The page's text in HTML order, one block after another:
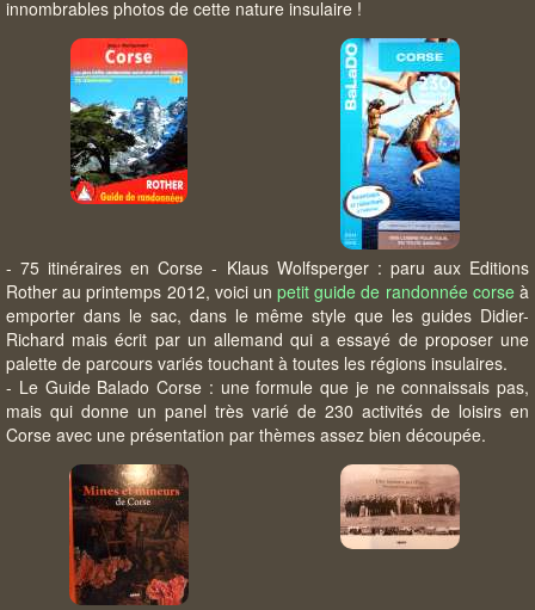
innombrables photos de cette nature insulaire !
- 75 itinéraires en Corse - Klaus Wolfsperger : paru aux Editions
Rother au printemps 2012, voici unpetit guide de randonnée corseà
emporter dans le sac, dans le même style que les guides Didier-
Richard mais écrit par un allemand qui a essayé de proposer une
palette de parcours variés touchant à toutes les régions insulaires.
- Le Guide Balado Corse : une formule que je ne connaissais pas,
mais qui donne un panel très varié de 230 activités de loisirs en
Corse avec une présentation par thèmes assez bien découpée.